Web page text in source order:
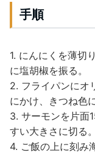
手順
1. にんにくを薄切
に塩胡椒を振る。
2. フライパンにオ
にかけ、きつね色
3. サーモンを片面
すい大きさに切る
4. ご飯の上に刻み